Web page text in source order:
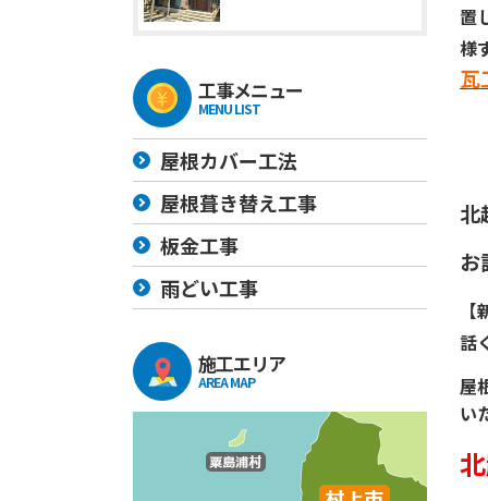
置
様
瓦
北
お
話
屋
い
工事メニュー
MENU LIST
屋根カバー工法
屋根葺き替え工事
板金工事
雨どい工事
施工エリア
AREA MAP